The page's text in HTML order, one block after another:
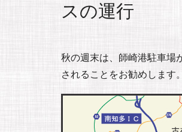
スの運行
秋の週末は、師崎港駐車場
されることをお勧めします